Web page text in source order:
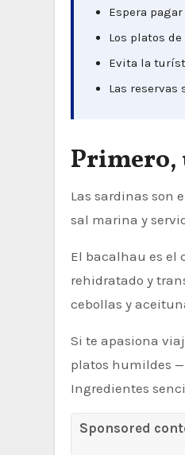
Espera
Los platos
Evita la
Las reservas
Primero,
Las sardinas son
sal marina y
El bacalhau es el
rehidratado y
cebollas y
Si te apasiona
platos humildes
Ingredientes
Sponsored